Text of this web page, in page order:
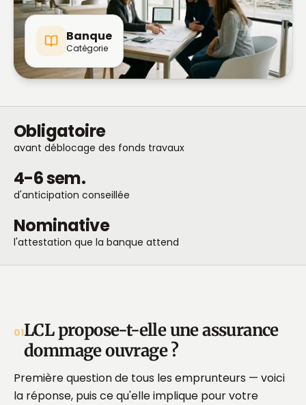
Banque
Catégorie
Obligatoire
avant déblocage des fonds travaux
4-6 sem.
d'anticipation conseillée
Nominative
l'attestation que la banque attend
01LCL propose-t-elle une assurance
dommage ouvrage ?
Première question de tous les emprunteurs — voici
la réponse, puis ce qu'elle implique pour votre